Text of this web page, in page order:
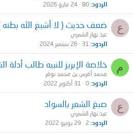
الردود 80 24 مايو 2026
ع ضعف حديث ( لا أشبع الله بطنه
عيد نهار الشمري
الردود 31 26 سبتمبر 2024
م خلاصة الإبريز للنبيه طالب أدلة
محمد أفرس بن محمد نوفر
الردود 0 31 أكتوبر 2022
ع صبغ الشعر بالسواد
عيد نهار الشمري
الردود 2 29 يونيو 2022